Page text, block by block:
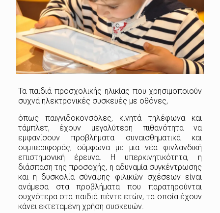
Τα παιδιά προσχολικής ηλικίας που χρησιμοποιούν
συχνά ηλεκτρονικές συσκευές με οθόνες,
όπως παιγνιδοκονσόλες, κινητά τηλέφωνα και
τάμπλετ, έχουν μεγαλύτερη πιθανότητα να
εμφανίσουν προβλήματα συναισθηματικά και
συμπεριφοράς, σύμφωνα με μια νέα φινλανδική
επιστημονική έρευνα. Η υπερκινητικότητα, η
διάσπαση της προσοχής, η αδυναμία συγκέντρωσης
και η δυσκολία σύναψης φιλικών σχέσεων είναι
ανάμεσα στα προβλήματα που παρατηρούνται
συχνότερα στα παιδιά πέντε ετών, τα οποία έχουν
κάνει εκτεταμένη χρήση συσκευών.